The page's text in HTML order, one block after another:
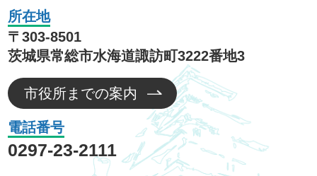
所在地
〒303-8501
茨城県常総市水海道諏訪町3222番地3
市役所までの案内
電話番号
0297-23-2111